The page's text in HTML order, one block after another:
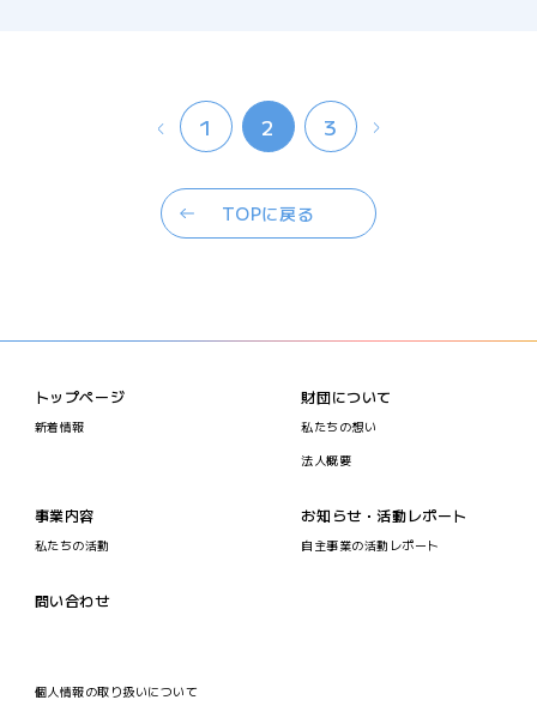
Prev
1 2 3
TOPに戻る
トップページ
新着情報
財団について
私たちの想い
法人概要
事業内容
私たちの活動
お知らせ・活動レポート
自主事業の活動レポート
問い合わせ
個人情報の取り扱いについて